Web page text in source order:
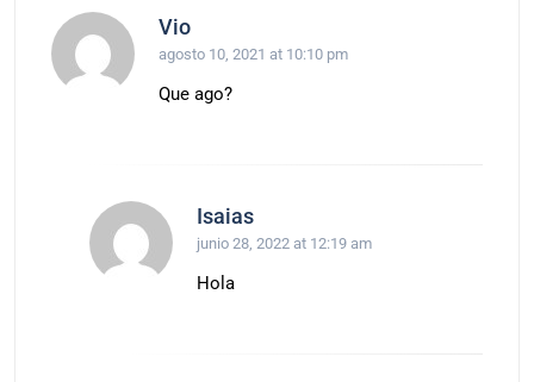
Vio
agosto 10, 2021 at 10:10 pm
Que ago?
Isaias
junio 28, 2022 at 12:19 am
Hola